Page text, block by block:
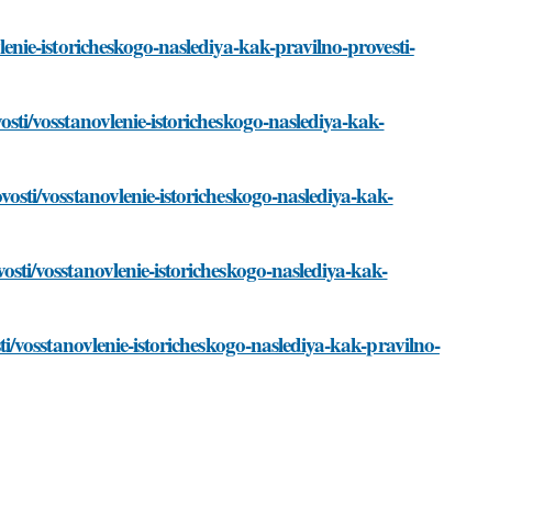
istoricheskogo-naslediya-kak-pravilno-provesti-
vosstanovlenie-istoricheskogo-naslediya-kak-
vosstanovlenie-istoricheskogo-naslediya-kak-
vosstanovlenie-istoricheskogo-naslediya-kak-
istoricheskogo-naslediya-kak-pravilno-